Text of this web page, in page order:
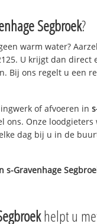
Segbroek?
warm water?
U krijgt dan direct
Bij ons regelt u een
of afvoeren in
ons. Onze loodgieters
dag bij u in de
s-Gravenhage
helpt u